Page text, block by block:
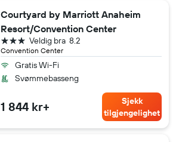
Courtyard by Marriott Anaheim
Resort/Convention Center
Convention Center
8.2
Veldig bra
3 stjerner
Gratis Wi-Fi
Svømmebasseng
1 844 kr+
Sjekk
tilgjengelighet